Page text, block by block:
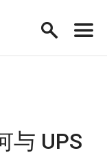
与 UPS